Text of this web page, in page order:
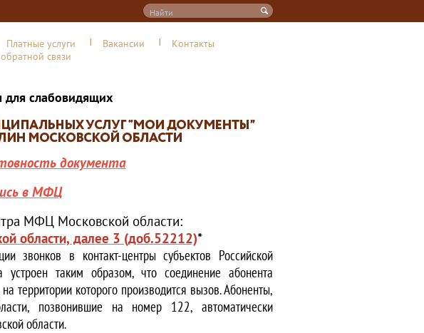
Платные услуги Вакансии
Контакты
связи
для слабовидящих
документа
в МФЦ
МФЦ Московской области:
области, далее 3 (доб.52212)*
звонков в контакт-центры субъектов Российской
таким образом, что соединение абонента
территории которого производится вызов. Абоненты,
позвонившие на номер 122, автоматически
области.